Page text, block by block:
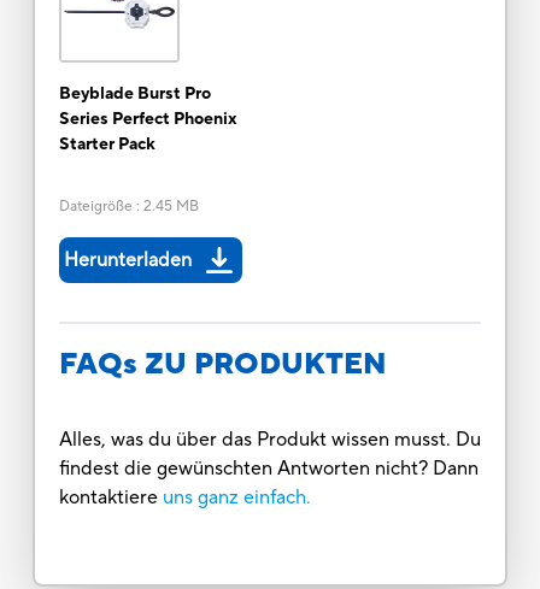
Beyblade Burst Pro
Series Perfect Phoenix
Starter Pack
Dateigröße : 2.45 MB
Herunterladen
FAQs ZU PRODUKTEN
Alles, was du über das Produkt wissen musst. Du
findest die gewünschten Antworten nicht? Dann
kontaktiere uns ganz einfach.